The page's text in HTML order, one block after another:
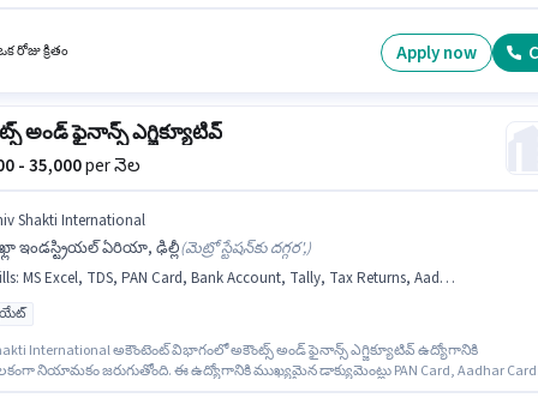
రోజు క్రితం Apply now
అండ్ ఫైనాన్స్ ఎగ్జిక్యూటివ్
- 35,000per నెల
Shakti International
ఇండస్ట్రియల్ ఏరియా, ఢిల్లీ(మెట్రో స్టేషన్‌కు దగ్గర',)
: MS Excel, TDS, PAN Card, Bank Account, Tally, Tax Returns, Aadhar Card, GST
International అకౌంటెంట్ విభాగంలో అకౌంట్స్ అండ్ ఫైనాన్స్ ఎగ్జిక్యూటివ్ ఉద్యోగానికి
నియామకం జరుగుతోంది. ఈ ఉద్యోగానికి ముఖ్యమైన డాక్యుమెంట్లు PAN Card, Aadhar